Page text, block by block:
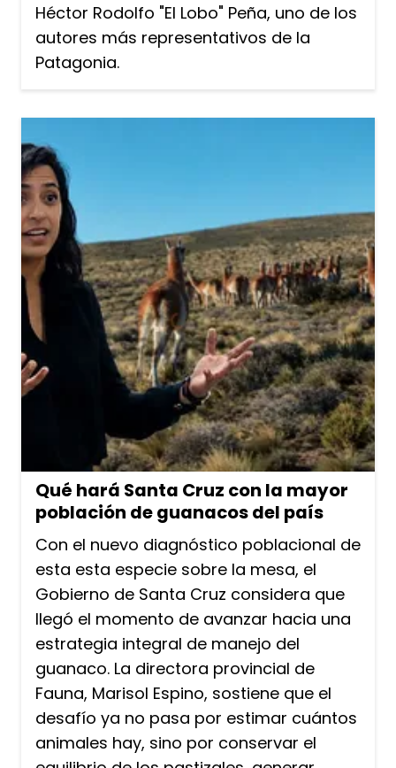
Héctor Rodolfo "El Lobo" Peña, uno de los
autores más representativos de la
Patagonia.
Qué hará Santa Cruz con la mayor
población de guanacos del país
Con el nuevo diagnóstico poblacional de
esta esta especie sobre la mesa, el
Gobierno de Santa Cruz considera que
llegó el momento de avanzar hacia una
estrategia integral de manejo del
guanaco. La directora provincial de
Fauna, Marisol Espino, sostiene que el
desafío ya no pasa por estimar cuántos
animales hay, sino por conservar el